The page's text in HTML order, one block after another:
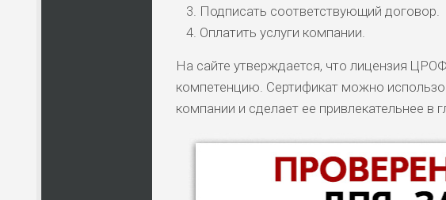
Подписать соответствующий договор.
Оплатить услуги компании.
На сайте утверждается, что лицензия
компетенцию. Сертификат можно
компании и сделает ее привлекательнее в